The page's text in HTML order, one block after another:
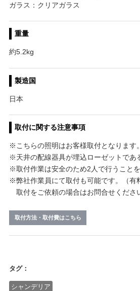
ガラス：クリアガラス
重量
約5.2kg
製造国
日本
取付に関する注意事項
※こちらの照明はお客様取付となります。
※天井の配線器具が埋込ローゼットであ
※取付作業は安全のため2人で行うことを
※弊社作業員にて取付も可能です。（有
取付をご依頼の場合はお問合せくださ
取付方法・取付費はこちら
タグ：
シャンデリア